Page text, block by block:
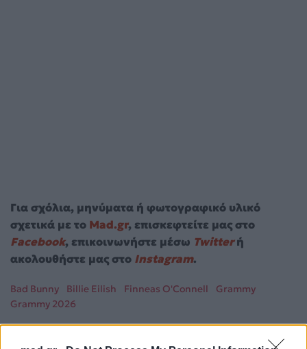
Για σχόλια, μηνύματα ή φωτογραφικό υλικό
σχετικά με το Mad.gr, επισκεφτείτε μας στο
Facebook, επικοινωνήστε μέσω Twitterή
ακολουθήστε μας στο Instagram.
Bad Bunny Billie Eilish Finneas O'Connell
Grammy
Grammy 2026